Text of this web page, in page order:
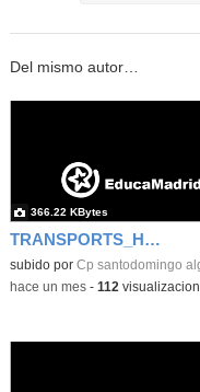
Del mismo autor…
TRANSPORTS_HENRY FORD
Contenido educativo.
subido por Cp santodomingo
366.22 KBytes
-hace un mes- 112